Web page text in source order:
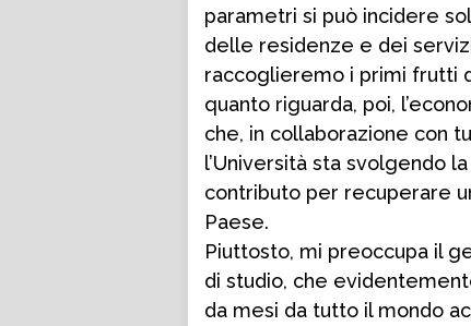
parametri si può incidere
delle residenze e dei
raccoglieremo i primi frutti
quanto riguarda, poi,
che, in collaborazione con
l’Università sta svolgendo
contributo per recuperare
Paese.
Piuttosto, mi preoccupa il
di studio, che
da mesi da tutto il mondo